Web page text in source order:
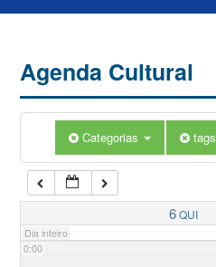
Agenda Cultural
Categorias tags
6QUI
Dia inteiro
0:00